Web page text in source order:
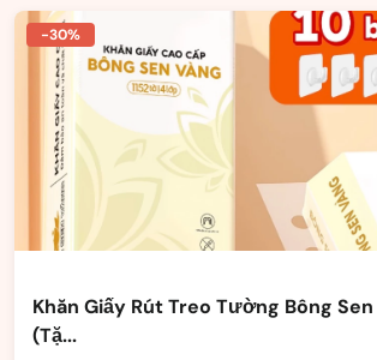
-30%
Khăn Giấy Rút Treo Tường Bông Sen
(Tặ...